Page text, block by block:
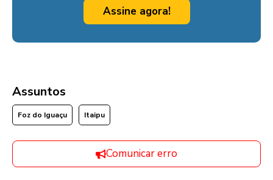
Assine agora!
Assuntos
Foz do Iguaçu Itaipu
Comunicar erro